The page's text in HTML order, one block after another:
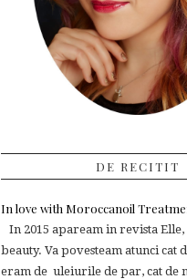
DE RECITIT
In love with Moroccanoil
In 2015 apaream in revista Elle,
beauty. Va povesteam atunci cat
eram de uleiurile de par, cat de